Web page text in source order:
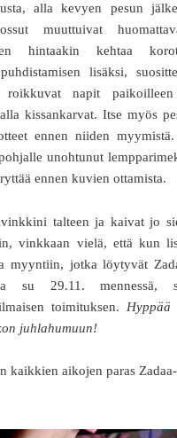
alla kevyen pesun
muuttuivat
hintaakin kehtaa
lisäksi,
roikkuvat napit
kissankarvat. Itse myös
ennen niiden myymistä.
unohtunut
ennen kuvien ottamista.
talteen ja kaivat jo
vinkkaan vielä, että kun
myyntiin, jotka löytyvät
su 29.11. mennessä,
toimituksen. Hyppää
juhlahumuun!
kaikkien aikojen paras Zadaa-